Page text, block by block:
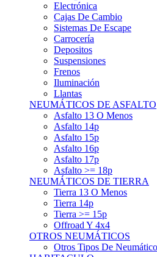
Sistemas De Escape
Carrocería
Depositos
Suspensiones
Frenos
Iluminación
Llantas
NEUMÁTICOS DE ASFALTO
Asfalto 13 O Menos
Asfalto 14p
Asfalto 15p
Asfalto 16p
Asfalto 17p
Asfalto >= 18p
NEUMÁTICOS DE TIERRA
Tierra 13 O Menos
Tierra 14p
Tierra >= 15p
Offroad Y 4x4
OTROS NEUMÁTICOS
Otros Tipos De Neumáticos
HABITACULO
Asiento Baquet